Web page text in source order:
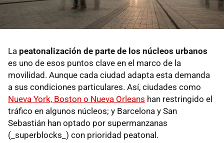
La peatonalización de parte de los núcleos urbanos
es uno de esos puntos clave en el marco de la
movilidad. Aunque cada ciudad adapta esta demanda
a sus condiciones particulares. Así, ciudades como
Nueva York, Boston o Nueva Orleans han restringido el
tráfico en algunos núcleos; y Barcelona y San
Sebastián han optado por supermanzanas
(_superblocks_) con prioridad peatonal.